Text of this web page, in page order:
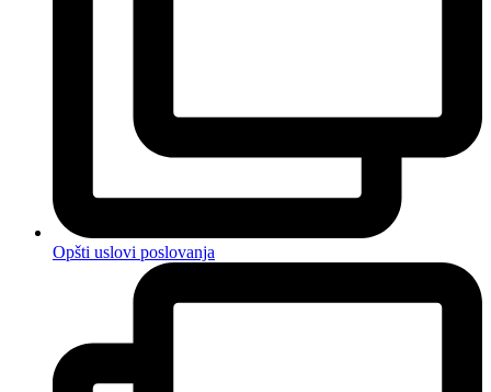
Opšti uslovi poslovanja